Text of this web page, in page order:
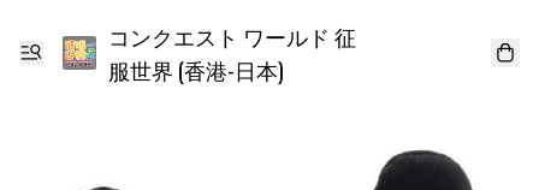
コンクエスト ワールド 征
服世界 (香港-日本)